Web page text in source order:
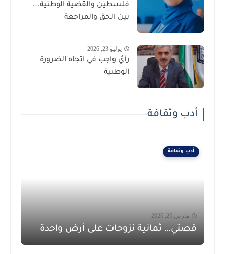
فلسطين والقضية الوطنية...
بين الحق والمراجعة
يوليو 23, 2026
رأيٌ واجب في اتجاه الضرورة
الوطنية
أدب وثقافة
أدب وثقافة
مارس 26, 2026
قصتي… ثمانية نزوحات على أرض واحدة